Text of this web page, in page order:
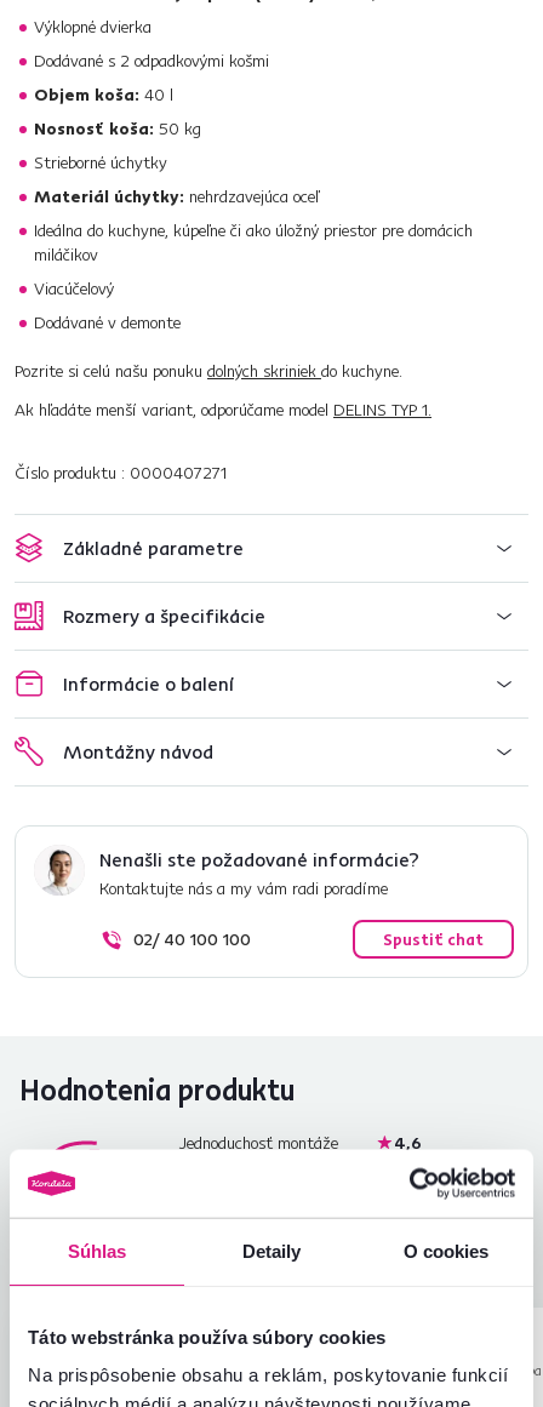
Súhlas Detaily O cookies
Táto webstránka používa súbory cookies
Na prispôsobenie obsahu a reklám, poskytovanie funkcií
Výklopné dvierka
Dodávané s 2 odpadkovými košmi
Objem koša: 40 l
Nosnosť koša: 50 kg
Strieborné úchytky
Materiál úchytky: nehrdzavejúca oceľ
Ideálna do kuchyne, kúpeľne či ako úložný priestor pre domácich
miláčikov
Viacúčelový
Dodávané v demonte
Pozrite si celú našu ponuku dolných skriniek do kuchyne.
Ak hľadáte menší variant, odporúčame model DELINS TYP 1.
Číslo produktu : 0000407271
Základné parametre
Rozmery a špecifikácie
Informácie o balení
Montážny návod
Nenašli ste požadované informácie?
Kontaktujte nás a my vám radi poradíme
02/ 40 100 100 Spustiť chat
Hodnotenia produktu
4,6
9recenzií
Jednoduchosť montáže
4,6
4,3
Pomer hodnoty a ceny
4,7
Matej D.
29.5.2026, BANSKA
5hviezdičiek
6.8.2026,